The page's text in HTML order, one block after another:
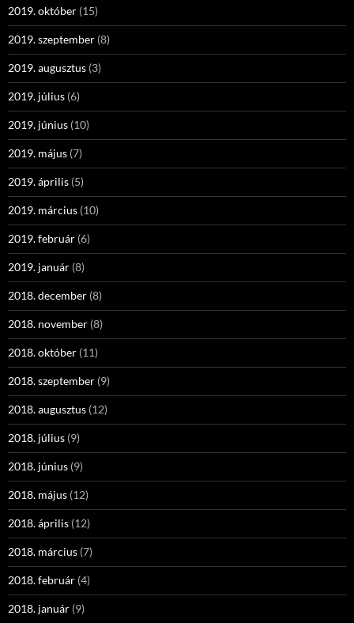
2019. október (15)
2019. szeptember (8)
2019. augusztus (3)
2019. július (6)
2019. június (10)
2019. május (7)
2019. április (5)
2019. március (10)
2019. február (6)
2019. január (8)
2018. december (8)
2018. november (8)
2018. október (11)
2018. szeptember (9)
2018. augusztus (12)
2018. július (9)
2018. június (9)
2018. május (12)
2018. április (12)
2018. március (7)
2018. február (4)
2018. január (9)